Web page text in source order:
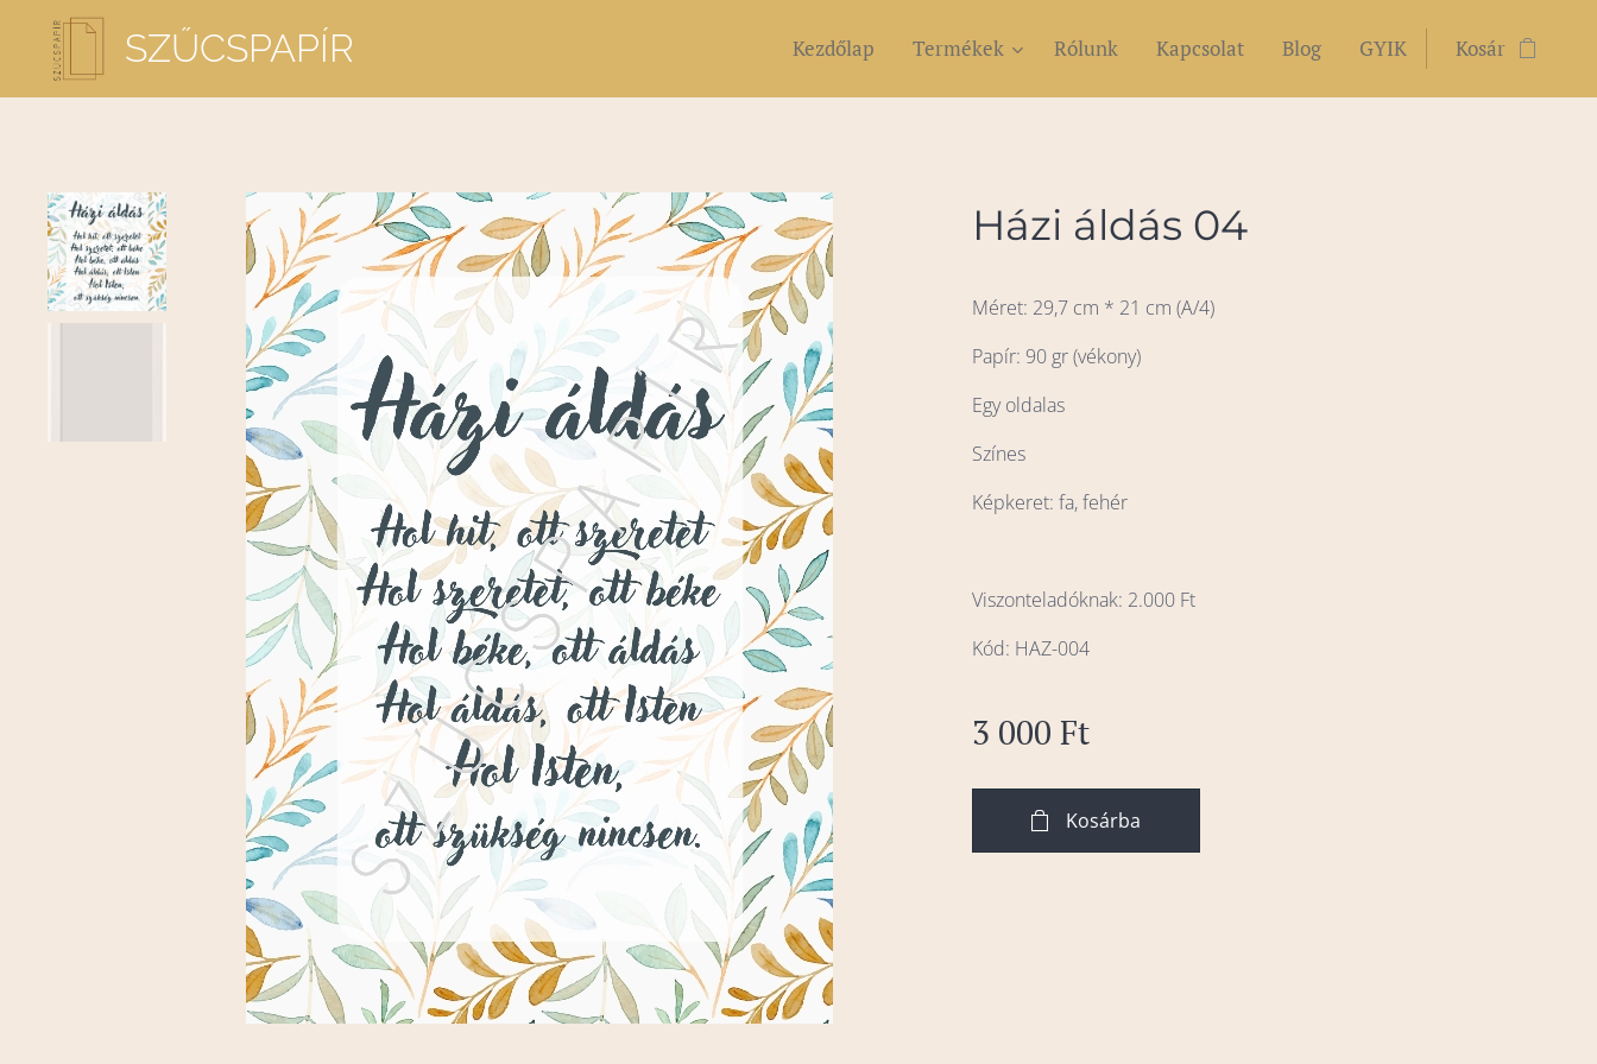
SZŰCSPAPÍR Kezdőlap Termékek Rólunk Kapcsolat Blog GYIK Kosár
Házi áldás 04
Méret: 29,7 cm * 21 cm (A/4)
Papír: 90 gr (vékony)
Egy oldalas
Színes
Képkeret: fa, fehér
Viszonteladóknak: 2.000 Ft
Kód: HAZ-004
3 000 Ft
Kosárba